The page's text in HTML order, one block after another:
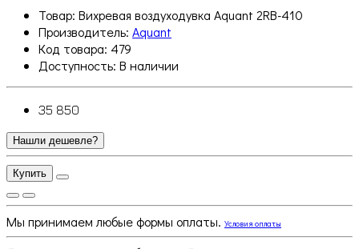
Товар: Вихревая воздуходувка Aquant 2RB-410
Производитель: Aquant
Код товара: 479
Доступность: В наличии
35 850
Нашли дешевле?
Купить
Мы принимаем любые формы оплаты. Условия оплаты